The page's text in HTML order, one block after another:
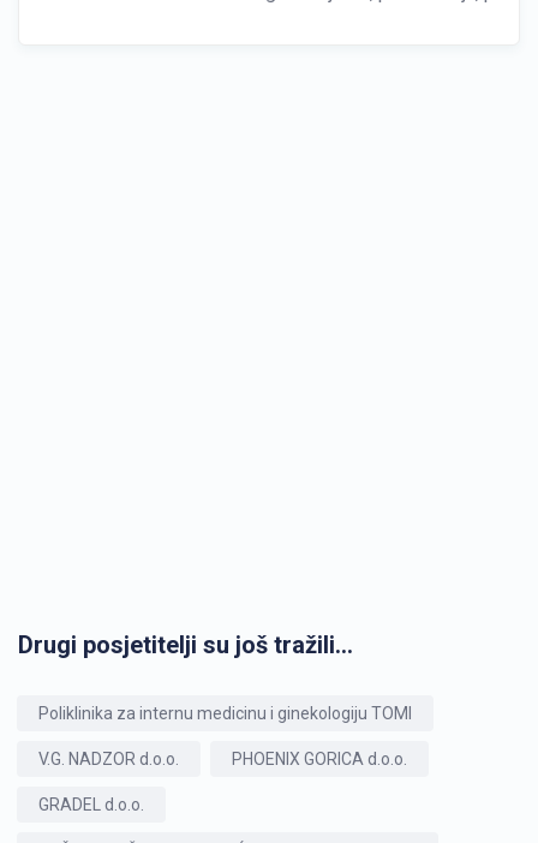
Drugi posjetitelji su još tražili...
Poliklinika za internu medicinu i ginekologiju TOMI
V.G. NADZOR d.o.o. PHOENIX GORICA d.o.o.
GRADEL d.o.o.